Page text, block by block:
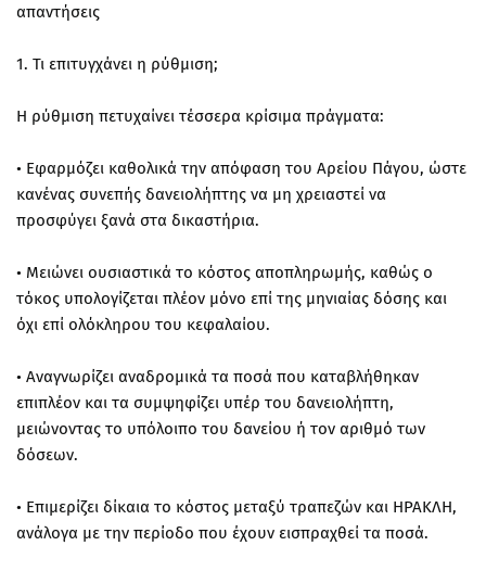
απαντήσεις
1. Τι επιτυγχάνει η ρύθμιση;
Η ρύθμιση πετυχαίνει τέσσερα κρίσιμα πράγματα:
• Εφαρμόζει καθολικά την απόφαση του Αρείου Πάγου, ώστε
κανένας συνεπής δανειολήπτης να μη χρειαστεί να
προσφύγει ξανά στα δικαστήρια.
• Μειώνει ουσιαστικά το κόστος αποπληρωμής, καθώς ο
τόκος υπολογίζεται πλέον μόνο επί της μηνιαίας δόσης και
όχι επί ολόκληρου του κεφαλαίου.
• Αναγνωρίζει αναδρομικά τα ποσά που καταβλήθηκαν
επιπλέον και τα συμψηφίζει υπέρ του δανειολήπτη,
μειώνοντας το υπόλοιπο του δανείου ή τον αριθμό των
δόσεων.
• Επιμερίζει δίκαια το κόστος μεταξύ τραπεζών και ΗΡΑΚΛΗ,
ανάλογα με την περίοδο που έχουν εισπραχθεί τα ποσά.